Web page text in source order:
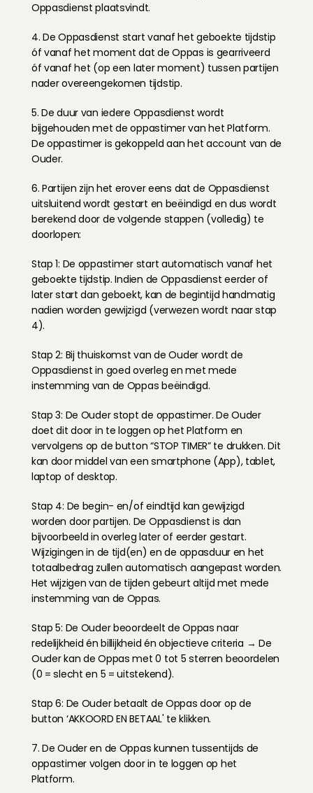
Oppasdienst plaatsvindt.
4. De Oppasdienst start vanaf het geboekte tijdstip
óf vanaf het moment dat de Oppas is gearriveerd
óf vanaf het (op een later moment) tussen partijen
nader overeengekomen tijdstip.
5. De duur van iedere Oppasdienst wordt
bijgehouden met de oppastimer van het Platform.
De oppastimer is gekoppeld aan het account van de
Ouder.
6. Partijen zijn het erover eens dat de Oppasdienst
uitsluitend wordt gestart en beëindigd en dus wordt
berekend door de volgende stappen (volledig) te
doorlopen:
Stap 1: De oppastimer start automatisch vanaf het
geboekte tijdstip. Indien de Oppasdienst eerder of
later start dan geboekt, kan de begintijd handmatig
nadien worden gewijzigd (verwezen wordt naar stap
4).
Stap 2: Bij thuiskomst van de Ouder wordt de
Oppasdienst in goed overleg en met mede
instemming van de Oppas beëindigd.
Stap 3: De Ouder stopt de oppastimer. De Ouder
doet dit door in te loggen op het Platform en
vervolgens op de button “STOP TIMER” te drukken. Dit
kan door middel van een smartphone (App), tablet,
laptop of desktop.
Stap 4: De begin- en/of eindtijd kan gewijzigd
worden door partijen. De Oppasdienst is dan
bijvoorbeeld in overleg later of eerder gestart.
Wijzigingen in de tijd(en) en de oppasduur en het
totaalbedrag zullen automatisch aangepast worden.
Het wijzigen van de tijden gebeurt altijd met mede
instemming van de Oppas.
Stap 5: De Ouder beoordeelt de Oppas naar
redelijkheid én billijkheid én objectieve criteria → De
Ouder kan de Oppas met 0 tot 5 sterren beoordelen
(0 = slecht en 5 = uitstekend).
Stap 6: De Ouder betaalt de Oppas door op de
button ‘AKKOORD EN BETAAL' te klikken.
7. De Ouder en de Oppas kunnen tussentijds de
oppastimer volgen door in te loggen op het
Platform.